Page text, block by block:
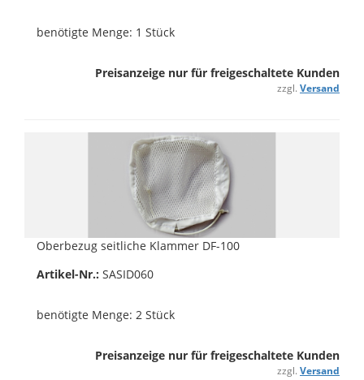
benötigte Menge: 1 Stück
Preisanzeige nur für freigeschaltete Kunden
zzgl. Versand
Oberbezug seitliche Klammer DF-100
Artikel-Nr.: SASID060
benötigte Menge: 2 Stück
Preisanzeige nur für freigeschaltete Kunden
zzgl. Versand